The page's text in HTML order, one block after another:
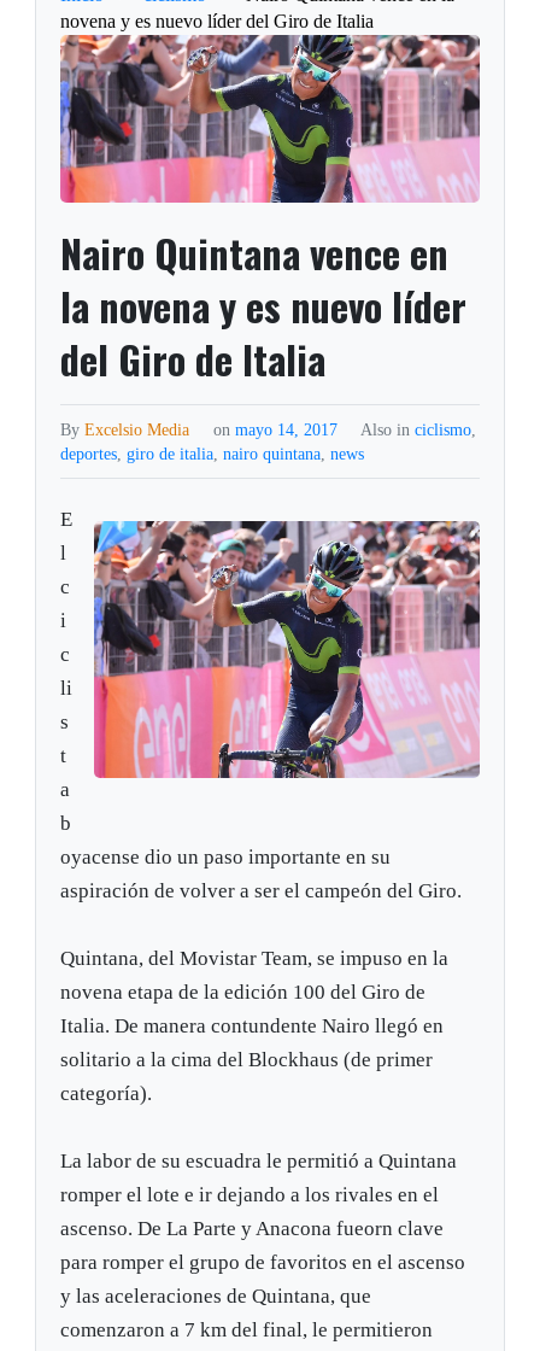
novena y es nuevo líder del Giro de Italia
Nairo Quintana vence en
la novena y es nuevo líder
del Giro de Italia
ByExcelsio Media on mayo 14, 2017 Also in ciclismo,
deportes,giro de italia,nairo quintana,news
E
l
c
i
c
li
s
t
a
b
oyacense dio un paso importante en su
aspiración de volver a ser el campeón del Giro.
Quintana, del Movistar Team, se impuso en la
novena etapa de la edición 100 del Giro de
Italia. De manera contundente Nairo llegó en
solitario a la cima del Blockhaus (de primer
categoría).
La labor de su escuadra le permitió a Quintana
romper el lote e ir dejando a los rivales en el
ascenso. De La Parte y Anacona fueorn clave
para romper el grupo de favoritos en el ascenso
y las aceleraciones de Quintana, que
comenzaron a 7 km del final, le permitieron